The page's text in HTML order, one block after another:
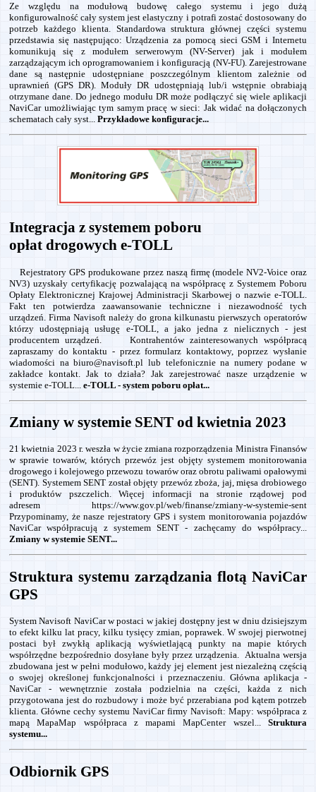
Ze względu na modułową budowę całego systemu i jego dużą
konfigurowalność cały system jest elastyczny i potrafi zostać dostosowany do
potrzeb każdego klienta. Standardowa struktura głównej części systemu
przedstawia się następująco: Urządzenia za pomocą sieci GSM i Internetu
komunikują się z modułem serwerowym (NV-Server) jak i modułem
zarządzającym ich oprogramowaniem i konfiguracją (NV-FU). Zarejestrowane
dane są następnie udostępniane poszczególnym klientom zależnie od
uprawnień (GPS DR). Moduły DR udostępniają lub/i wstępnie obrabiają
otrzymane dane. Do jednego modułu DR może podłączyć się wiele aplikacji
NaviCar umożliwiając tym samym pracę w sieci: Jak widać na dołączonych
schematach cały syst... Przykładowe konfiguracje...
Integracja z systemem poboru
opłat drogowych e-TOLL
Rejestratory GPS produkowane przez naszą firmę (modele NV2-Voice oraz
NV3) uzyskały certyfikację pozwalającą na współpracę z Systemem Poboru
Opłaty Elektronicznej Krajowej Administracji Skarbowej o nazwie e-TOLL.
Fakt ten potwierdza zaawansowanie techniczne i niezawodność tych
urządzeń. Firma Navisoft należy do grona kilkunastu pierwszych operatorów
którzy udostępniają usługę e-TOLL, a jako jedna z nielicznych - jest
producentem urządzeń. Kontrahentów zainteresowanych współpracą
zapraszamy do kontaktu - przez formularz kontaktowy, poprzez wysłanie
wiadomości na biuro@navisoft.pl lub telefonicznie na numery podane w
zakładce kontakt. Jak to działa? Jak zarejestrować nasze urządzenie w
systemie e-TOLL... e-TOLL - system poboru opłat...
Zmiany w systemie SENT od kwietnia 2023
21 kwietnia 2023 r. weszła w życie zmiana rozporządzenia Ministra Finansów
w sprawie towarów, których przewóz jest objęty systemem monitorowania
drogowego i kolejowego przewozu towarów oraz obrotu paliwami opałowymi
(SENT). Systemem SENT został objęty przewóz zboża, jaj, mięsa drobiowego
i produktów pszczelich. Więcej informacji na stronie rządowej pod
adresem https://www.gov.pl/web/finanse/zmiany-w-systemie-sent
Przypominamy, że nasze rejestratory GPS i system monitorowania pojazdów
NaviCar współpracują z systemem SENT - zachęcamy do współpracy...
Zmiany w systemie SENT...
Struktura systemu zarządzania flotą NaviCar
GPS
System Navisoft NaviCar w postaci w jakiej dostępny jest w dniu dzisiejszym
to efekt kilku lat pracy, kilku tysięcy zmian, poprawek. W swojej pierwotnej
postaci był zwykłą aplikacją wyświetlającą punkty na mapie których
współrzędne bezpośrednio dosyłane były przez urządzenia. Aktualna wersja
zbudowana jest w pełni modułowo, każdy jej element jest niezależną częścią
o swojej określonej funkcjonalności i przeznaczeniu. Główna aplikacja -
NaviCar - wewnętrznie została podzielnia na części, każda z nich
przygotowana jest do rozbudowy i może być przerabiana pod kątem potrzeb
klienta. Główne cechy systemu NaviCar firmy Navisoft: Mapy: współpraca z
mapą MapaMap współpraca z mapami MapCenter wszel... Struktura
systemu...
Odbiornik GPS